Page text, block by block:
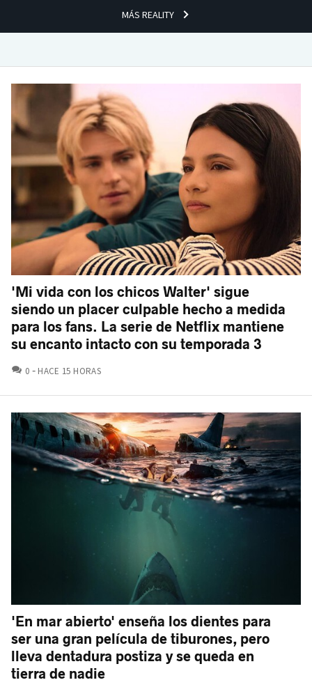
MÁS REALITY
'Mi vida con los chicos Walter' sigue
siendo un placer culpable hecho a medida
para los fans. La serie de Netflix mantiene
su encanto intacto con su temporada 3
0 COMENTARIOS
HACE 15 HORAS
'En mar abierto' enseña los dientes para
ser una gran película de tiburones, pero
lleva dentadura postiza y se queda en
tierra de nadie